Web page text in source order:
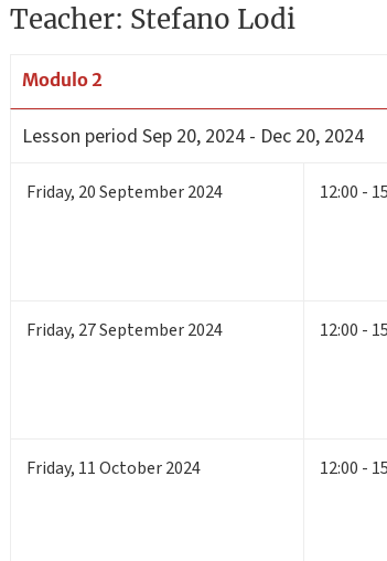
Teacher: Stefano Lodi
Modulo 2
Lesson period Sep 20, 2024 - Dec 20, 2024
Friday, 20September 2024 12:00 -
Friday, 27September 2024 12:00 -
Friday, 11October 2024 12:00 -